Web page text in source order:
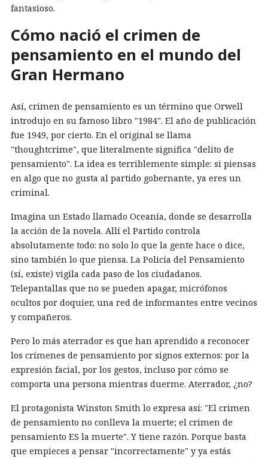
fantasioso.
Cómo nació el crimen de
pensamiento en el mundo del
Gran Hermano
Así, crimen de pensamiento es un término que Orwell
introdujo en su famoso libro "1984". El año de publicación
fue 1949, por cierto. En el original se llama
"thoughtcrime", que literalmente significa "delito de
pensamiento". La idea es terriblemente simple: si piensas
en algo que no gusta al partido gobernante, ya eres un
criminal.
Imagina un Estado llamado Oceanía, donde se desarrolla
la acción de la novela. Allí el Partido controla
absolutamente todo: no solo lo que la gente hace o dice,
sino también lo que piensa. La Policía del Pensamiento
(sí, existe) vigila cada paso de los ciudadanos.
Telepantallas que no se pueden apagar, micrófonos
ocultos por doquier, una red de informantes entre vecinos
y compañeros.
Pero lo más aterrador es que han aprendido a reconocer
los crímenes de pensamiento por signos externos: por la
expresión facial, por los gestos, incluso por cómo se
comporta una persona mientras duerme. Aterrador, ¿no?
El protagonista Winston Smith lo expresa así: "El crimen
de pensamiento no conlleva la muerte; el crimen de
pensamiento ES la muerte". Y tiene razón. Porque basta
que empieces a pensar "incorrectamente" y ya estás